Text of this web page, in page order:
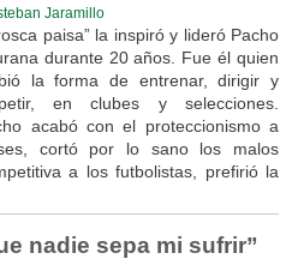
Jaramillo
paisa” la inspiró y lideró Pacho
durante 20 años. Fue él quien
la forma de entrenar, dirigir y
en clubes y selecciones.
acabó con el proteccionismo a
cortó por lo sano los malos
a los futbolistas, prefirió la
nadie sepa mi sufrir”